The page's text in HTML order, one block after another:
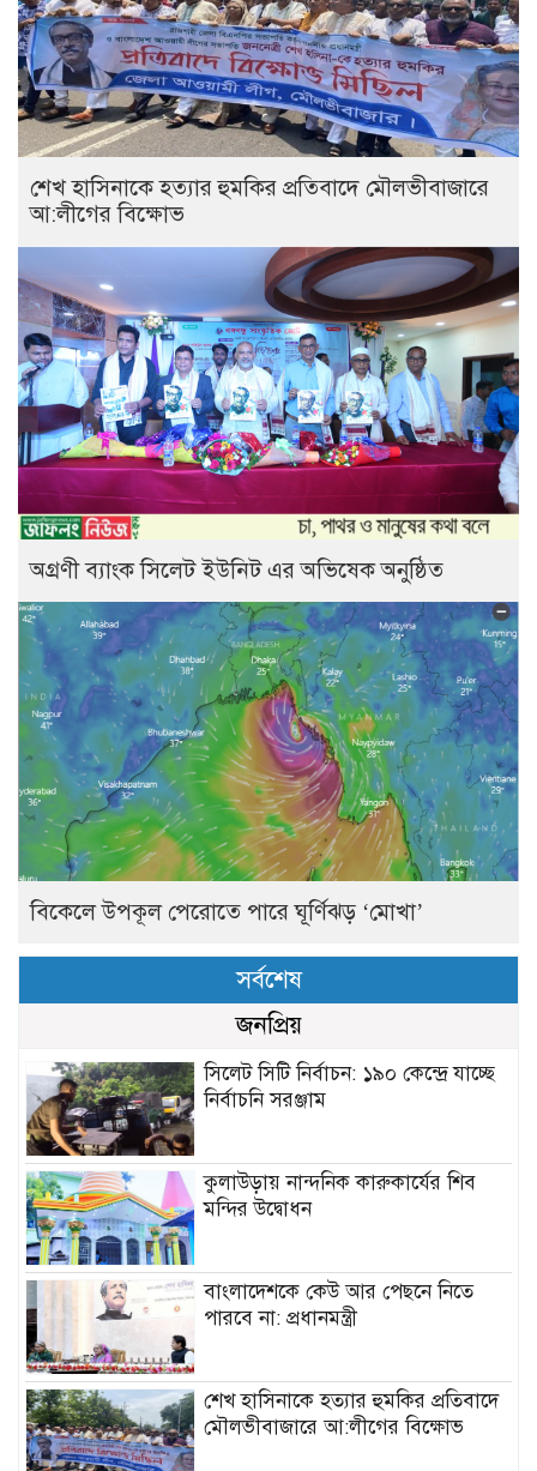
শেখ হাসিনাকে হত্যার হুমকির প্রতিবাদে মৌলভীবাজারে
আ:লীগের বিক্ষোভ
অগ্রণী ব্যাংক সিলেট ইউনিট এর অভিষেক অনুষ্ঠিত
বিকেলে উপকূল পেরোতে পারে ঘূর্ণিঝড় ‘মোখা’
সর্বশেষ
জনপ্রিয়
সিলেট সিটি নির্বাচন: ১৯০ কেন্দ্রে যাচ্ছে
নির্বাচনি সরঞ্জাম
কুলাউড়ায় নান্দনিক কারুকার্যের শিব
মন্দির উদ্বোধন
বাংলাদেশকে কেউ আর পেছনে নিতে
পারবে না: প্রধানমন্ত্রী
শেখ হাসিনাকে হত্যার হুমকির প্রতিবাদে
মৌলভীবাজারে আ:লীগের বিক্ষোভ